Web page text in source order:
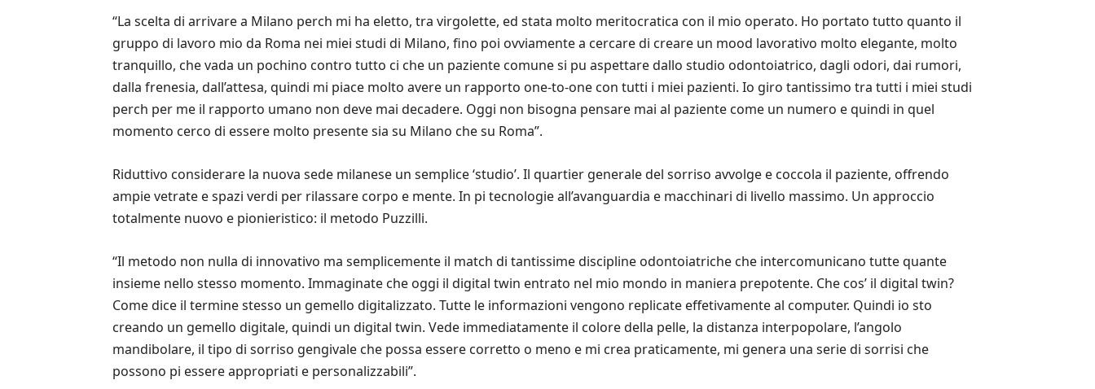
“La scelta di arrivare a Milano perch mi ha eletto, tra virgolette, ed stata molto meritocratica con il mio operato. Ho portato tutto quanto il
gruppo di lavoro mio da Roma nei miei studi di Milano, fino poi ovviamente a cercare di creare un mood lavorativo molto elegante, molto
tranquillo, che vada un pochino contro tutto ci che un paziente comune si pu aspettare dallo studio odontoiatrico, dagli odori, dai rumori,
dalla frenesia, dall’attesa, quindi mi piace molto avere un rapporto one-to-one con tutti i miei pazienti. Io giro tantissimo tra tutti i miei studi
perch per me il rapporto umano non deve mai decadere. Oggi non bisogna pensare mai al paziente come un numero e quindi in quel
momento cerco di essere molto presente sia su Milano che su Roma”.
Riduttivo considerare la nuova sede milanese un semplice ‘studio’. Il quartier generale del sorriso avvolge e coccola il paziente, offrendo
ampie vetrate e spazi verdi per rilassare corpo e mente. In pi tecnologie all’avanguardia e macchinari di livello massimo. Un approccio
totalmente nuovo e pionieristico: il metodo Puzzilli.
“Il metodo non nulla di innovativo ma semplicemente il match di tantissime discipline odontoiatriche che intercomunicano tutte quante
insieme nello stesso momento. Immaginate che oggi il digital twin entrato nel mio mondo in maniera prepotente. Che cos’ il digital twin?
Come dice il termine stesso un gemello digitalizzato. Tutte le informazioni vengono replicate effetivamente al computer. Quindi io sto
creando un gemello digitale, quindi un digital twin. Vede immediatamente il colore della pelle, la distanza interpopolare, l’angolo
mandibolare, il tipo di sorriso gengivale che possa essere corretto o meno e mi crea praticamente, mi genera una serie di sorrisi che
possono pi essere appropriati e personalizzabili”.